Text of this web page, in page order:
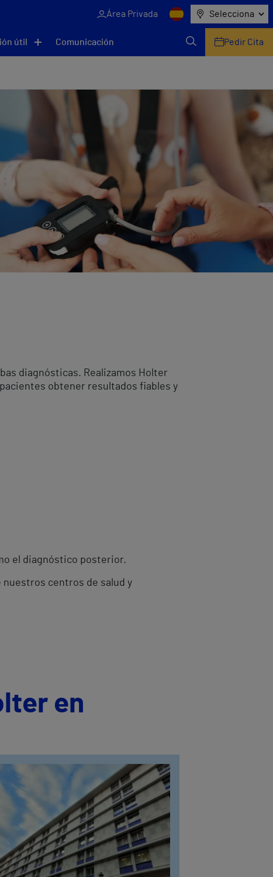
Área Privada Selecciona
útil Comunicación Pedir Cita
diagnósticas. Realizamos Holter
obtener resultados fiables y
el diagnóstico posterior.
nuestros centros de salud y
en